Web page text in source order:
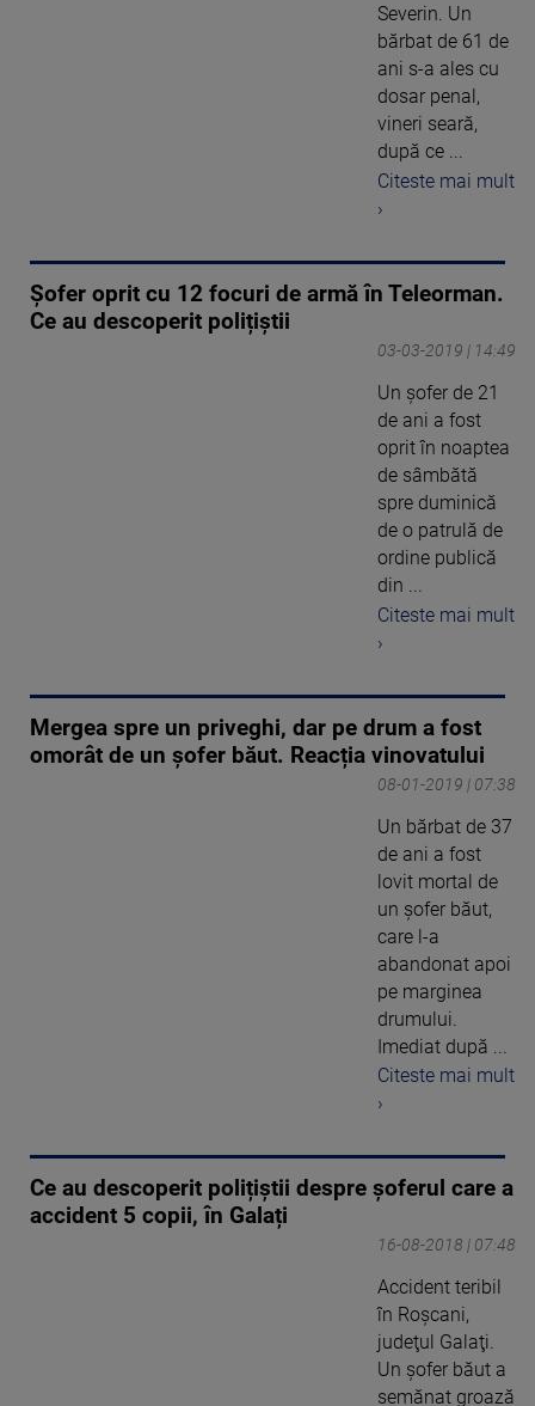
Severin. Un
bărbat de 61 de
ani s-a ales cu
dosar penal,
vineri seară,
după ce ...
Citeste mai mult
›
Şofer oprit cu 12 focuri de armă în Teleorman.
Ce au descoperit polițiștii
03-03-2019 | 14:49
Un şofer de 21
de ani a fost
oprit în noaptea
de sâmbătă
spre duminică
de o patrulă de
ordine publică
din ...
Citeste mai mult
›
Mergea spre un priveghi, dar pe drum a fost
omorât de un șofer băut. Reacția vinovatului
08-01-2019 | 07:38
Un bărbat de 37
de ani a fost
lovit mortal de
un șofer băut,
care l-a
abandonat apoi
pe marginea
drumului.
Imediat după ...
Citeste mai mult
›
Ce au descoperit polițiștii despre șoferul care a
accident 5 copii, în Galați
16-08-2018 | 07:48
Accident teribil
în Roșcani,
judeţul Galaţi.
Un şofer băut a
semănat groază